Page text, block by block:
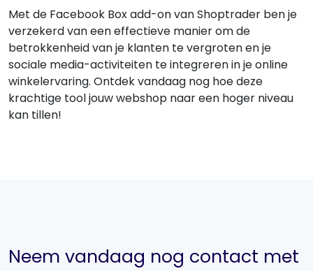
Met de Facebook Box add-on van Shoptrader ben je
verzekerd van een effectieve manier om de
betrokkenheid van je klanten te vergroten en je
sociale media-activiteiten te integreren in je online
winkelervaring. Ontdek vandaag nog hoe deze
krachtige tool jouw webshop naar een hoger niveau
kan tillen!
Neem vandaag nog contact met